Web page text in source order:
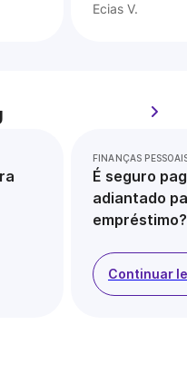
Ecias V.
FINANÇAS
É seguro
adiantado
empréstimo?
Continuar